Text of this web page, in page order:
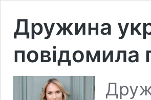
Дружина
повідомила